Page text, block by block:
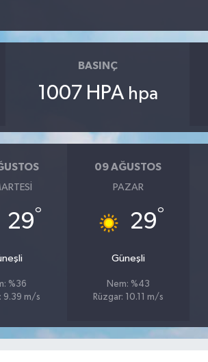
BASINÇ
1007 HPA hpa
29°
%36
9.39 m/s
09 AĞUSTOS
PAZAR
29°
Güneşli
Nem: %43
Rüzgar: 10.11 m/s